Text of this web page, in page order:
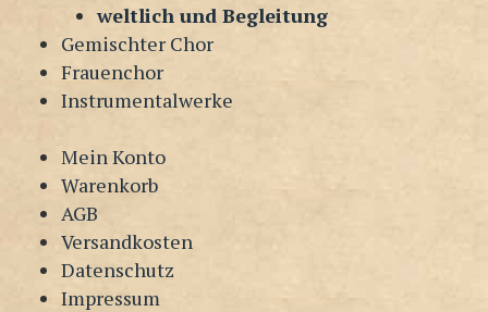
weltlich und Begleitung
Gemischter Chor
Frauenchor
Instrumentalwerke
Mein Konto
Warenkorb
AGB
Versandkosten
Datenschutz
Impressum